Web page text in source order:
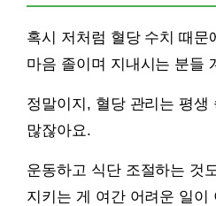
혹시 저처럼 혈당 수치 때문
마음 졸이며 지내시는 분들
정말이지, 혈당 관리는 평생
많잖아요.
운동하고 식단 조절하는 것
지키는 게 여간 어려운 일이